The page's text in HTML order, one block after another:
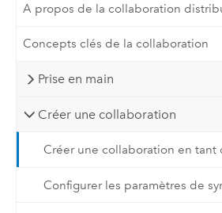
A propos de la collaboration
Concepts clés de la collaboration
Prise en main
Créer une collaboration
Créer une collaboration en tant
Configurer les paramètres de